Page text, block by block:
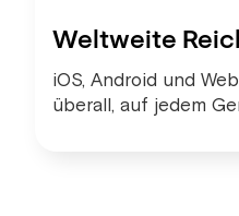
Weltweite
iOS, Android und
überall, auf jedem